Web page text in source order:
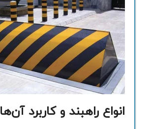
انواع راهبند و کاربرد آن‌ها